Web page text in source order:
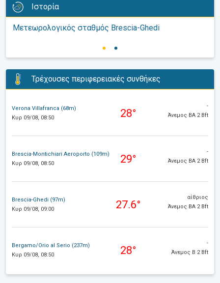
Ιστορία
Μετεωρολογικός σταθμός Brescia-Ghedi
Τρέχουσες περιφερειακές συνθήκες
Verona Villafranca (68m)
Κυρ 09/08, 08:50
28°
-
Άνεμος ΒΑ 2 Bft
Brescia-Montichiari Aeroporto (109m)
Κυρ 09/08, 08:50
29°
-
Άνεμος ΒΑ 2 Bft
Brescia-Ghedi (97m)
Κυρ 09/08, 09:00
27.6°
αίθριος
Άνεμος ΒΑ 2 Bft
Bergamo/Orio al Serio (237m)
Κυρ 09/08, 08:50
28°
-
Άνεμος Β 2 Bft